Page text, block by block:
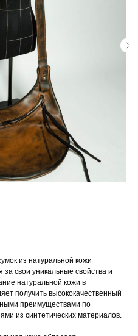
из натуральной кожи
свои уникальные свойства и
натуральной кожи в
получить высококачественный
преимуществами по
из синтетических материалов.